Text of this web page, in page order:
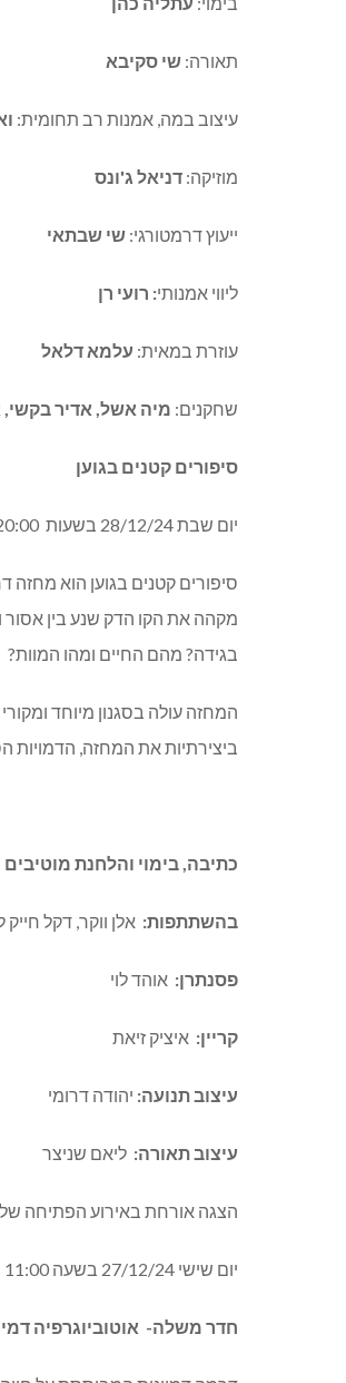
תאורה: שי סקיבא
עיצוב במה, אמנות רב תחומית:
מוזיקה: דניאל ג'ונס
ייעוץ דרמטורגי: שי שבתאי
ליווי אמנותי: רועי רן
עוזרת במאית: עלמא דלאל
שחקנים: מיה אשל, אדיר בקשי,
סיפורים קטנים בגוען
יום שבת 28/12/24 בשעות ,21:30
סיפורים קטנים בגוען הוא
מקהה את הקו הדק שנע בין אסור
בגידה? מהם החיים ומהו המוות?
המחזה עולה בסגנון מיוחד
ביצירתיות את המחזה, הדמויות
כתיבה, בימוי והלחנת מוטיבים
בהשתתפות: אלן ווקר, דקל חייק
פסנתרן: אוהד לוי
קריין: איציק זיאת
עיצוב תנועה: יהודה דרומי
עיצוב תאורה: ליאם שניצר
הצגה אורחת באירוע הפתיחה של
יום שישי 27/12/24 בשעה 11:00
חדר משלה- אוטוביוגרפיה